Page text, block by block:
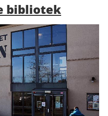
bibliotek